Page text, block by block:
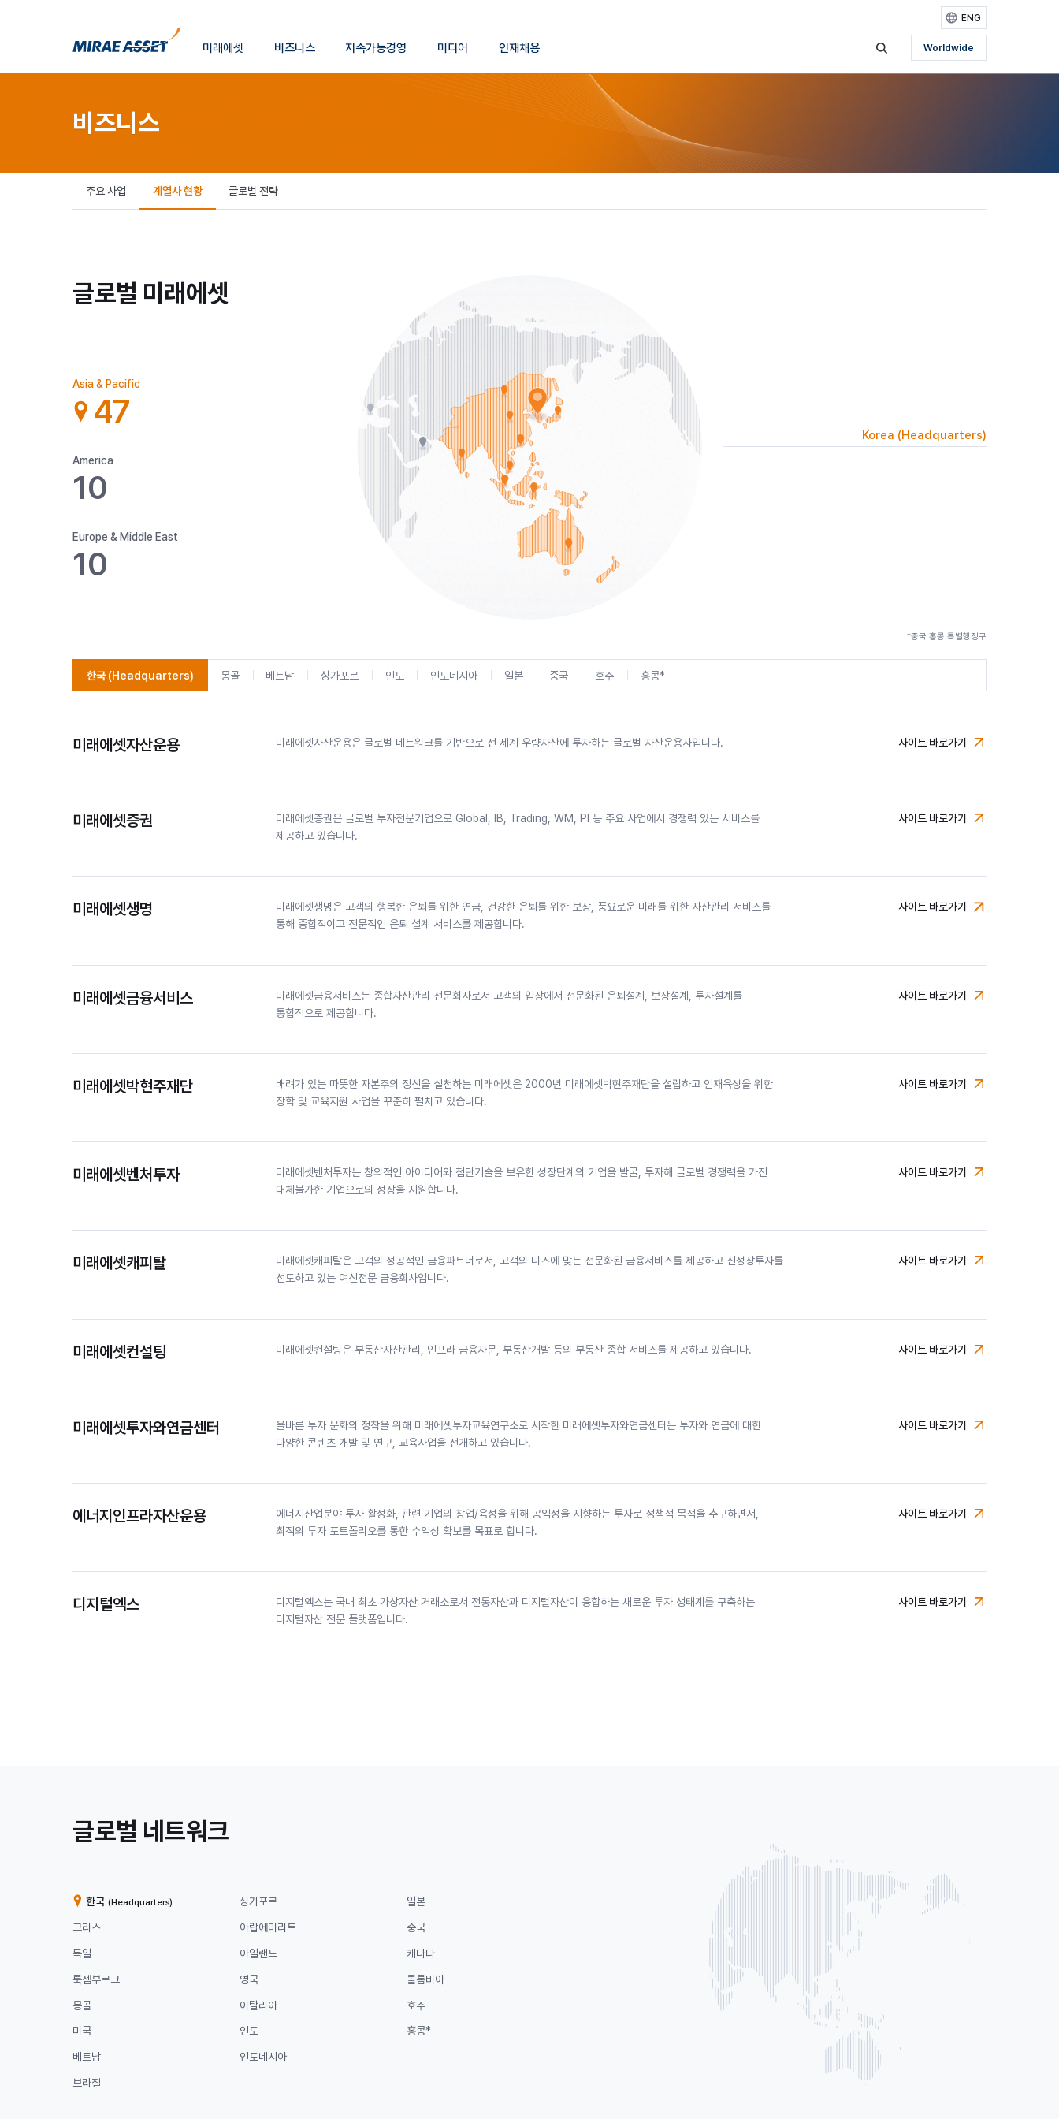
미래에셋 비즈니스 지속가능경영 미디어 인재채용 Worldwide
ENG
비즈니스
주요 사업 계열사 현황 글로벌 전략
글로벌 미래에셋
Korea (Headquarters)
Asia & Pacific
47
America
10
Europe & Middle East
10
*중국 홍콩 특별행정구
한국 (Headquarters) 몽골 베트남 싱가포르 인도 인도네시아 일본 중국 호주 홍콩*
미래에셋자산운용 미래에셋자산운용은 글로벌 네트워크를 기반으로 전 세계 우량자산에 투자하는 글로벌 자산운용사입니다. 사이트 바로가기
미래에셋증권
미래에셋증권은 글로벌 투자전문기업으로 Global, IB, Trading, WM, PI 등 주요 사업에서 경쟁력 있는 서비스를
제공하고 있습니다.
사이트 바로가기
미래에셋생명
미래에셋생명은 고객의 행복한 은퇴를 위한 연금, 건강한 은퇴를 위한 보장, 풍요로운 미래를 위한 자산관리 서비스를
통해 종합적이고 전문적인 은퇴 설계 서비스를 제공합니다.
사이트 바로가기
미래에셋금융서비스
미래에셋금융서비스는 종합자산관리 전문회사로서 고객의 입장에서 전문화된 은퇴설계, 보장설계, 투자설계를
통합적으로 제공합니다.
사이트 바로가기
미래에셋박현주재단
배려가 있는 따뜻한 자본주의 정신을 실천하는 미래에셋은 2000년 미래에셋박현주재단을 설립하고 인재육성을 위한
장학 및 교육지원 사업을 꾸준히 펼치고 있습니다.
사이트 바로가기
미래에셋벤처투자
미래에셋벤처투자는 창의적인 아이디어와 첨단기술을 보유한 성장단계의 기업을 발굴, 투자해 글로벌 경쟁력을 가진
대체불가한 기업으로의 성장을 지원합니다.
사이트 바로가기
미래에셋캐피탈
미래에셋캐피탈은 고객의 성공적인 금융파트너로서, 고객의 니즈에 맞는 전문화된 금융서비스를 제공하고 신성장투자를
선도하고 있는 여신전문 금융회사입니다.
사이트 바로가기
미래에셋컨설팅 미래에셋컨설팅은 부동산자산관리, 인프라 금융자문, 부동산개발 등의 부동산 종합 서비스를 제공하고 있습니다. 사이트 바로가기
미래에셋투자와연금센터
올바른 투자 문화의 정착을 위해 미래에셋투자교육연구소로 시작한 미래에셋투자와연금센터는 투자와 연금에 대한
다양한 콘텐츠 개발 및 연구, 교육사업을 전개하고 있습니다.
사이트 바로가기
에너지인프라자산운용
에너지산업분야 투자 활성화, 관련 기업의 창업/육성을 위해 공익성을 지향하는 투자로 정책적 목적을 추구하면서,
최적의 투자 포트폴리오를 통한 수익성 확보를 목표로 합니다.
사이트 바로가기
디지털엑스
디지털엑스는 국내 최초 가상자산 거래소로서 전통자산과 디지털자산이 융합하는 새로운 투자 생태계를 구축하는
디지털자산 전문 플랫폼입니다.
사이트 바로가기
글로벌 네트워크
사
한국 (Headquarters)
그리스
독일
룩셈부르크
몽골
미국
베트남
브라질
싱가포르
아랍에미리트
아일랜드
영국
이탈리아
인도
인도네시아
일본
중국
캐나다
콜롬비아
호주
홍콩*